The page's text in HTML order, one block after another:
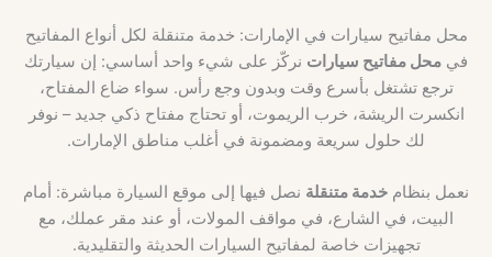
محل مفاتيح سيارات في الإمارات: خدمة متنقلة لكل أنواع المفاتيح
في محل مفاتيح سيارات نركّز على شيء واحد أساسي: إن سيارتك
ترجع تشتغل بأسرع وقت وبدون وجع رأس. سواء ضاع المفتاح،
انكسرت الريشة، خرب الريموت، أو تحتاج مفتاح ذكي جديد – نوفر
لك حلول سريعة ومضمونة في أغلب مناطق الإمارات.
نعمل بنظام خدمة متنقلة نصل فيها إلى موقع السيارة مباشرة: أمام
البيت، في الشارع، في مواقف المولات، أو عند مقر عملك، مع
تجهيزات خاصة لمفاتيح السيارات الحديثة والتقليدية.